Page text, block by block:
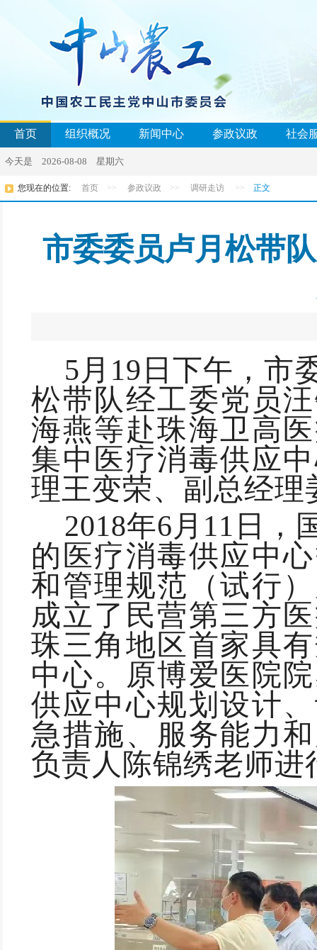
首页 组织概况 新闻中心 参政议政 社会
今天是 2026-08-08 星期六
您现在的位置: 首页 >> 参政议政 >> 调研走访 >> 正文
市委委员卢月松带
5月19日下午，市
松带队经工委党员
海燕等赴珠海卫高
集中医疗消毒供应
理王变荣、副总经
2018年6月11日，
的医疗消毒供应中
和管理规范（试行
成立了民营第三方
珠三角地区首家具
中心。原博爱医院
供应中心规划设计
急措施、服务能力
负责人陈锦绣老师进